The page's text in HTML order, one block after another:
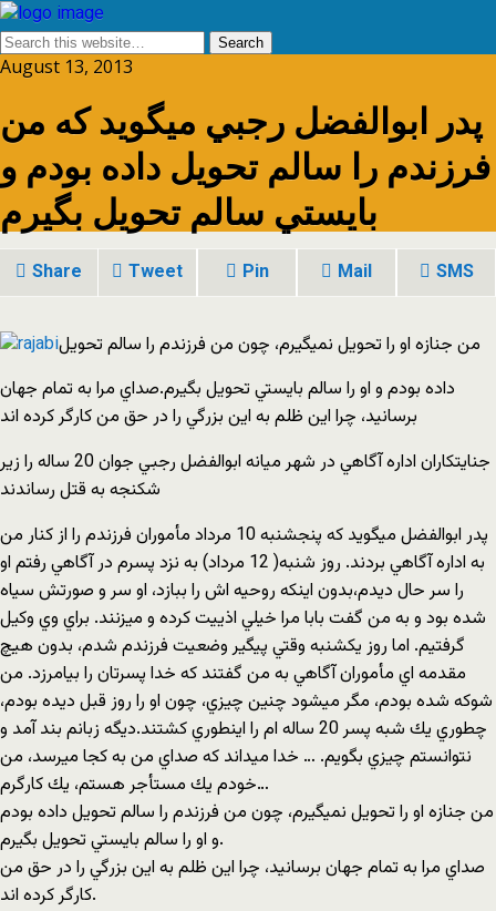
August 13, 2013
پدر ابوالفضل رجبي ميگويد كه من
فرزندم را سالم تحويل داده بودم و
بايستي سالم تحويل بگيرم
Share Tweet Pin Mail SMS
من جنازه او را تحويل نميگيرم، چون من فرزندم را سالم تحويل
داده بودم و او را سالم بايستي تحويل بگيرم.صداي مرا به تمام جهان
برسانيد، چرا اين ظلم به اين بزرگي را در حق من كارگر كرده اند
جنايتكاران اداره آگاهي در شهر ميانه ابوالفضل رجبي جوان 20 ساله را زير
شكنجه به قتل رساندند
پدر ابوالفضل ميگويد كه پنجشنبه 10 مرداد مأموران فرزندم را از كنار من
به اداره آگاهي بردند. روز شنبه( 12 مرداد) به نزد پسرم در آگاهي رفتم او
را سر حال ديدم،بدون اينكه روحيه اش را ببازد، او سر و صورتش سياه
شده بود و به من گفت بابا مرا خيلي اذييت كرده و ميزنند. براي وي وكيل
گرفتيم. اما روز يكشنبه وقتي پيگير وضعيت فرزندم شدم، بدون هيچ
مقدمه اي مأموران آگاهي به من گفتند كه خدا پسرتان را بيامرزد. من
شوكه شده بودم، مگر ميشود چنين چيزي، چون او را روز قبل ديده بودم،
چطوري يك شبه پسر 20 ساله ام را اينطوري كشتند.ديگه زبانم بند آمد و
نتوانستم چيزي بگويم. … خدا ميداند كه صداي من به كجا ميرسد، من
خودم يك مستأجر هستم، يك كارگرم…
من جنازه او را تحويل نميگيرم، چون من فرزندم را سالم تحويل داده بودم
و او را سالم بايستي تحويل بگيرم.
صداي مرا به تمام جهان برسانيد، چرا اين ظلم به اين بزرگي را در حق من
كارگر كرده اند.